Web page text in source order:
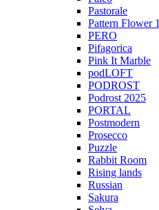
Pastorale
Pattern Flower 1
PERO
Pifagorica
Pink It Marble
podLOFT
PODROST
Podrost 2025
PORTAL
Postmodern
Prosecco
Puzzle
Rabbit Room
Rising lands
Russian
Sakura